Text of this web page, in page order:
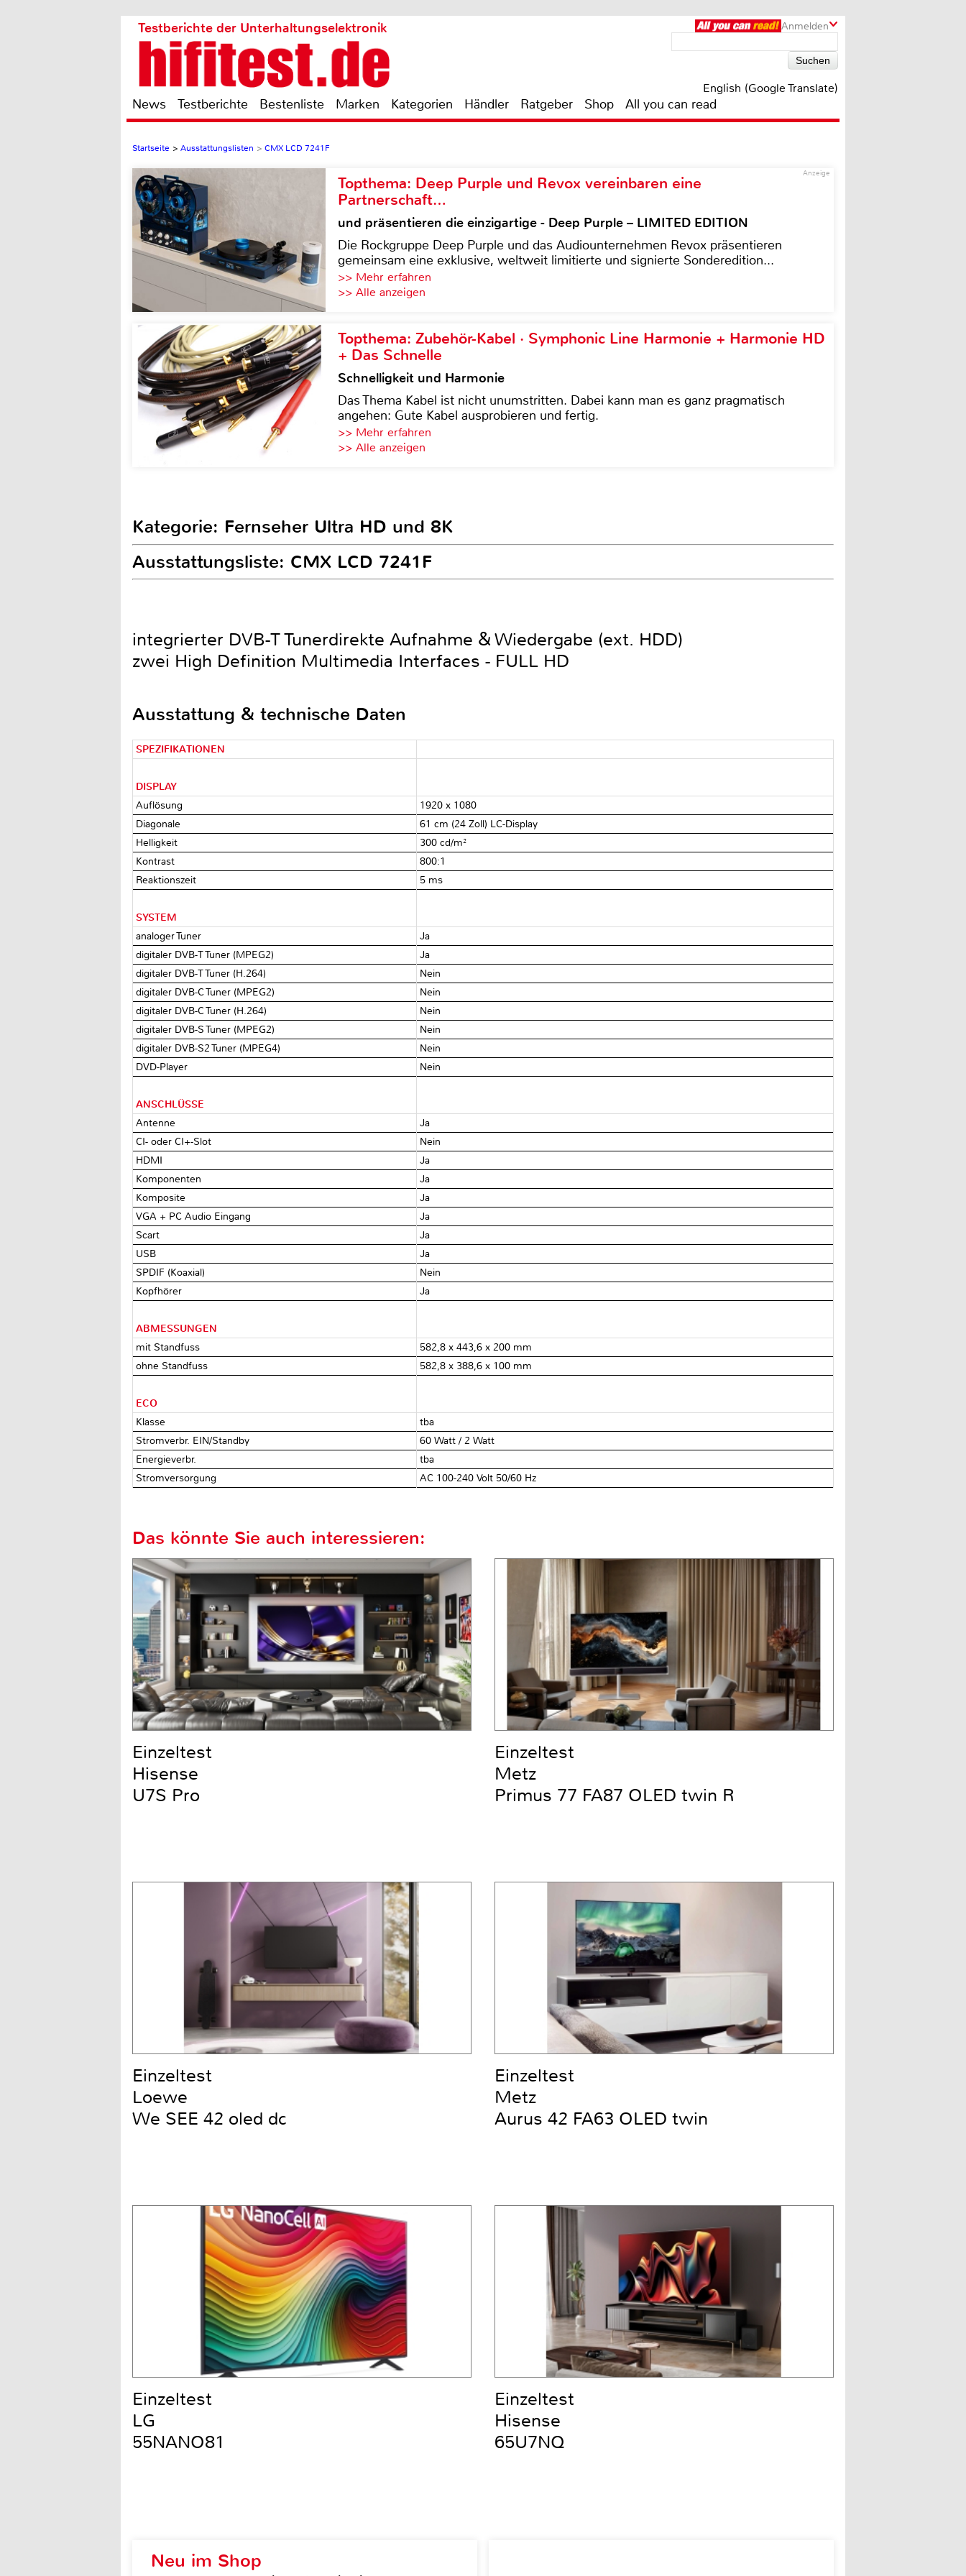
Anmelden
Testberichte der Unterhaltungselektronik
English (Google Translate)
News Testberichte Bestenliste Marken Kategorien Händler Ratgeber Shop All you can read
Startseite > Ausstattungslisten > CMX LCD 7241F
Anzeige
Topthema: Deep Purple und Revox vereinbaren eine
Partnerschaft…
und präsentieren die einzigartige - Deep Purple – LIMITED EDITION
Die Rockgruppe Deep Purple und das Audiounternehmen Revox präsentieren
gemeinsam eine exklusive, weltweit limitierte und signierte Sonderedition...
>> Mehr erfahren
>> Alle anzeigen
Topthema: Zubehör-Kabel · Symphonic Line Harmonie + Harmonie HD
+ Das Schnelle
Schnelligkeit und Harmonie
Das Thema Kabel ist nicht unumstritten. Dabei kann man es ganz pragmatisch
angehen: Gute Kabel ausprobieren und fertig.
>> Mehr erfahren
>> Alle anzeigen
Kategorie: Fernseher Ultra HD und 8K
Ausstattungsliste: CMX LCD 7241F
integrierter DVB-T Tunerdirekte Aufnahme & Wiedergabe (ext. HDD)
zwei High Definition Multimedia Interfaces - FULL HD
Ausstattung & technische Daten
SPEZIFIKATIONEN
DISPLAY
Auflösung
1920 x 1080
Diagonale
61 cm (24 Zoll) LC-Display
Helligkeit
300 cd/m²
Kontrast
800:1
Reaktionszeit
5 ms
SYSTEM
analoger Tuner
Ja
digitaler DVB-T Tuner (MPEG2)
Ja
digitaler DVB-T Tuner (H.264)
Nein
digitaler DVB-C Tuner (MPEG2)
Nein
digitaler DVB-C Tuner (H.264)
Nein
digitaler DVB-S Tuner (MPEG2)
Nein
digitaler DVB-S2 Tuner (MPEG4)
Nein
DVD-Player
Nein
ANSCHLÜSSE
Antenne
Ja
CI- oder CI+-Slot
Nein
HDMI
Ja
Komponenten
Ja
Komposite
Ja
VGA + PC Audio Eingang
Ja
Scart
Ja
USB
Ja
SPDIF (Koaxial)
Nein
Kopfhörer
Ja
ABMESSUNGEN
mit Standfuss
582,8 x 443,6 x 200 mm
ohne Standfuss
582,8 x 388,6 x 100 mm
ECO
Klasse
tba
Stromverbr. EIN/Standby
60 Watt / 2 Watt
Energieverbr.
tba
Stromversorgung
AC 100-240 Volt 50/60 Hz
Neu im Shop
Das könnte Sie auch interessieren:
Einzeltest
Hisense
U7S Pro
Einzeltest
Metz
Primus 77 FA87 OLED twin R
Einzeltest
Loewe
We SEE 42 oled dc
Einzeltest
Metz
Aurus 42 FA63 OLED twin
Einzeltest
LG
55NANO81
Einzeltest
Hisense
65U7NQ